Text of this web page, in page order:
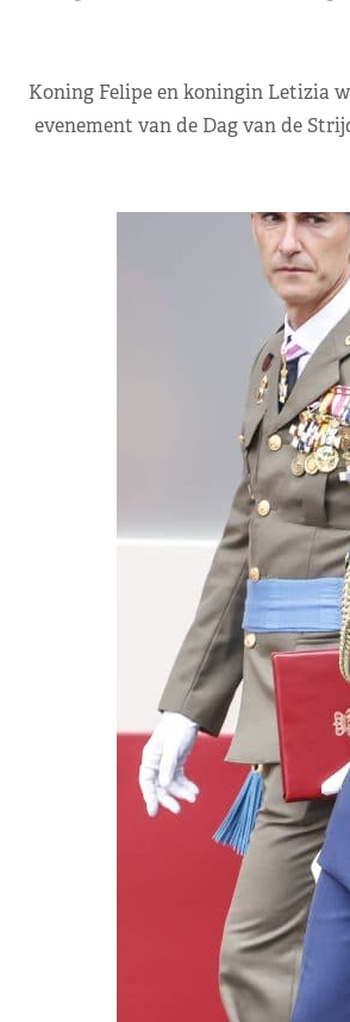
Koning Felipe en koningin Letizia
evenement van de Dag van de